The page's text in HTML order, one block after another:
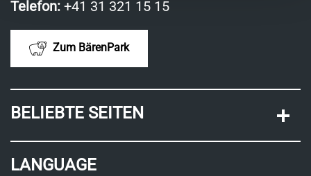
Telefon: +41 31 321 15 15
Zum BärenPark
BELIEBTE SEITEN
LANGUAGE